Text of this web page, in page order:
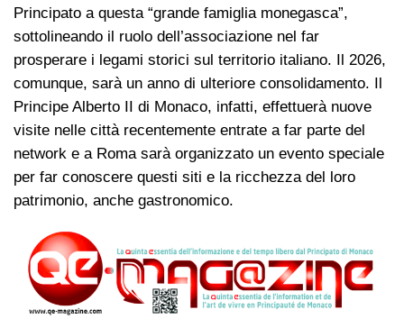
Principato a questa “grande famiglia monegasca”,
sottolineando il ruolo dell’associazione nel far
prosperare i legami storici sul territorio italiano. Il 2026,
comunque, sarà un anno di ulteriore consolidamento. Il
Principe Alberto II di Monaco, infatti, effettuerà nuove
visite nelle città recentemente entrate a far parte del
network e a Roma sarà organizzato un evento speciale
per far conoscere questi siti e la ricchezza del loro
patrimonio, anche gastronomico.